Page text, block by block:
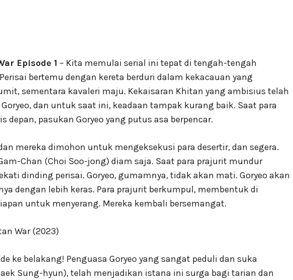
Episode 1 – Kita memulai serial ini tepat di tengah-tengah
bertemu dengan kereta berduri dalam kekacauan yang
sementara kavaleri maju. Kekaisaran Khitan yang ambisius telah
dan untuk saat ini, keadaan tampak kurang baik. Saat para
depan, pasukan Goryeo yang putus asa berpencar.
mereka dimohon untuk mengeksekusi para desertir, dan segera.
Chan (Choi Soo-jong) diam saja. Saat para prajurit mundur
dinding perisai. Goryeo, gumamnya, tidak akan mati. Goryeo akan
dengan lebih keras. Para prajurit berkumpul, membentuk di
untuk menyerang. Mereka kembali bersemangat.
ke belakang! Penguasa Goryeo yang sangat peduli dan suka
Sung-hyun), telah menjadikan istana ini surga bagi tarian dan